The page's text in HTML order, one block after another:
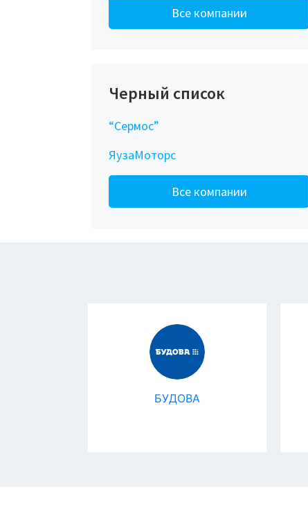
Все компании
Черный список
“Сермос”
ЯузаМоторс
Все компании
БУДОВА